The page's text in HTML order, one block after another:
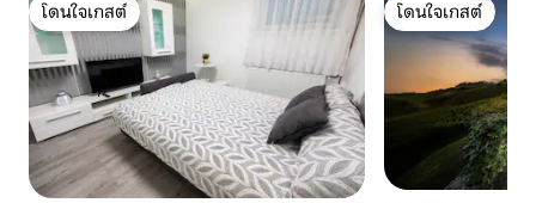
โดนใจเกสต์
โดนใจเกสต์
โดนใจเกสต์
โดนใจเกสต์